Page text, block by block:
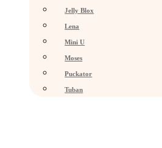
Jelly Blox
Lena
Mini U
Moses
Puckator
Tuban